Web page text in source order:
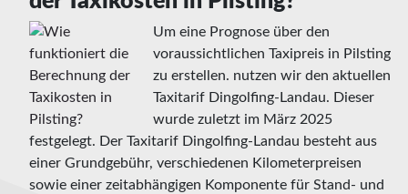
Um eine Prognose über den
voraussichtlichen Taxipreis in Pilsting
zu erstellen. nutzen wir den aktuellen
Taxitarif Dingolfing-Landau. Dieser
wurde zuletzt im März 2025
festgelegt. Der Taxitarif Dingolfing-Landau besteht aus
einer Grundgebühr, verschiedenen Kilometerpreisen
sowie einer zeitabhängigen Komponente für Stand- und